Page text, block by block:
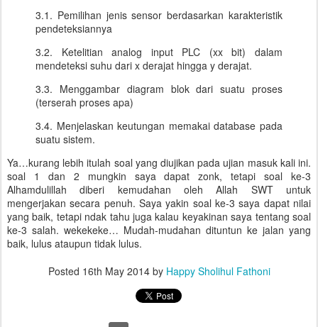
3.1. Pemilihan jenis sensor berdasarkan karakteristik
pendeteksiannya
3.2. Ketelitian analog input PLC (xx bit) dalam
mendeteksi suhu dari x derajat hingga y derajat.
3.3. Menggambar diagram blok dari suatu proses
(terserah proses apa)
3.4. Menjelaskan keutungan memakai database pada
suatu sistem.
Ya…kurang lebih itulah soal yang diujikan pada ujian masuk kali ini.
soal 1 dan 2 mungkin saya dapat zonk, tetapi soal ke-3
Alhamdulillah diberi kemudahan oleh Allah SWT untuk
mengerjakan secara penuh. Saya yakin soal ke-3 saya dapat nilai
yang baik, tetapi ndak tahu juga kalau keyakinan saya tentang soal
ke-3 salah. wekekeke… Mudah-mudahan dituntun ke jalan yang
baik, lulus ataupun tidak lulus.
Posted 16th May 2014by Happy Sholihul Fathoni